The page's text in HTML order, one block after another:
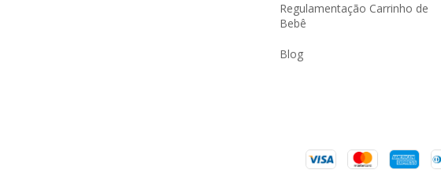
Regulamentação Carrinho de
Bebê
Blog